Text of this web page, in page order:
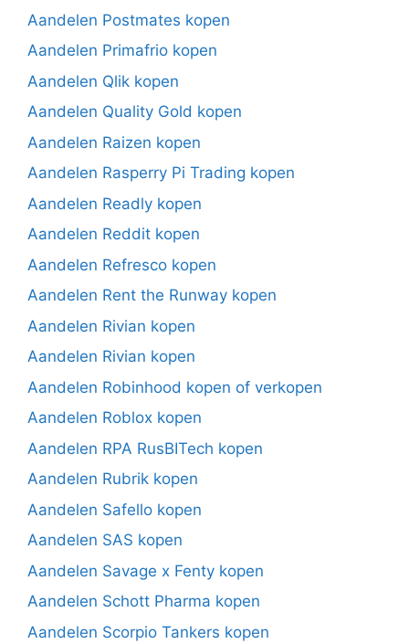
Aandelen Postmates kopen
Aandelen Primafrio kopen
Aandelen Qlik kopen
Aandelen Quality Gold kopen
Aandelen Raizen kopen
Aandelen Rasperry Pi Trading kopen
Aandelen Readly kopen
Aandelen Reddit kopen
Aandelen Refresco kopen
Aandelen Rent the Runway kopen
Aandelen Rivian kopen
Aandelen Rivian kopen
Aandelen Robinhood kopen of verkopen
Aandelen Roblox kopen
Aandelen RPA RusBITech kopen
Aandelen Rubrik kopen
Aandelen Safello kopen
Aandelen SAS kopen
Aandelen Savage x Fenty kopen
Aandelen Schott Pharma kopen
Aandelen Scorpio Tankers kopen